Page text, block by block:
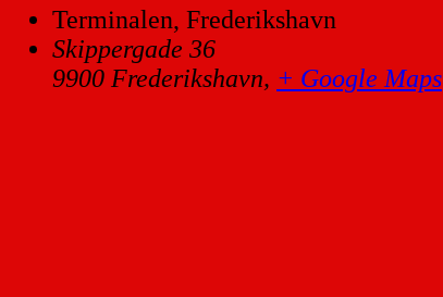
Terminalen, Frederikshavn
Skippergade 36
9900 Frederikshavn, + Google Maps